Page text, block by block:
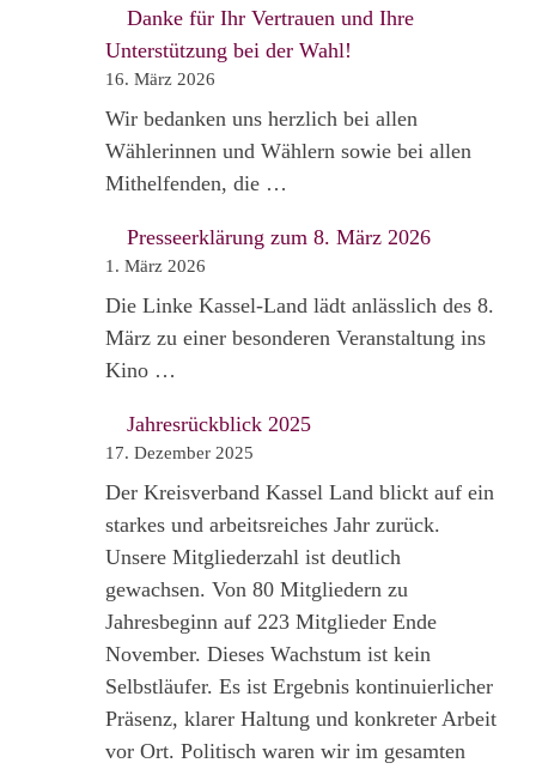
Danke für Ihr Vertrauen und Ihre
Unterstützung bei der Wahl!
16. März 2026
Wir bedanken uns herzlich bei allen
Wählerinnen und Wählern sowie bei allen
Mithelfenden, die …
Presseerklärung zum 8. März 2026
1. März 2026
Die Linke Kassel-Land lädt anlässlich des 8.
März zu einer besonderen Veranstaltung ins
Kino …
Jahresrückblick 2025
17. Dezember 2025
Der Kreisverband Kassel Land blickt auf ein
starkes und arbeitsreiches Jahr zurück.
Unsere Mitgliederzahl ist deutlich
gewachsen. Von 80 Mitgliedern zu
Jahresbeginn auf 223 Mitglieder Ende
November. Dieses Wachstum ist kein
Selbstläufer. Es ist Ergebnis kontinuierlicher
Präsenz, klarer Haltung und konkreter Arbeit
vor Ort. Politisch waren wir im gesamten